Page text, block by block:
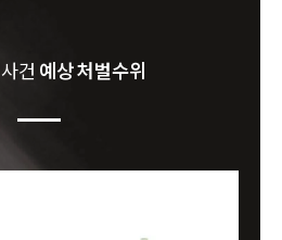
사건 예상 처벌수위